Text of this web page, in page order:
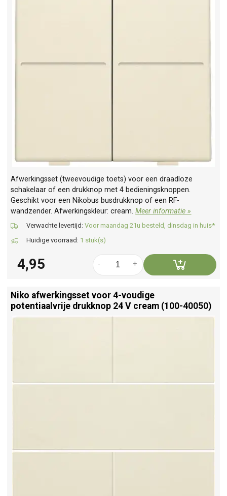
Afwerkingsset (tweevoudige toets) voor een draadloze
schakelaar of een drukknop met 4 bedieningsknoppen.
Geschikt voor een Nikobus busdrukknop of een RF-
wandzender. Afwerkingskleur: cream.Meer informatie »
Verwachte levertijd: Voor maandag 21u besteld, dinsdag in huis*
Huidige voorraad: 1 stuk(s)
4,95 +
-
Niko afwerkingsset voor 4-voudige
potentiaalvrije drukknop 24 V cream (100-40050)